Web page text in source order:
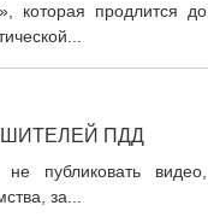
которая продлится до
ПДД
публиковать видео,
за...